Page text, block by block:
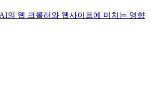
의 웹 크롤러와 웹사이트에 미치는 영향